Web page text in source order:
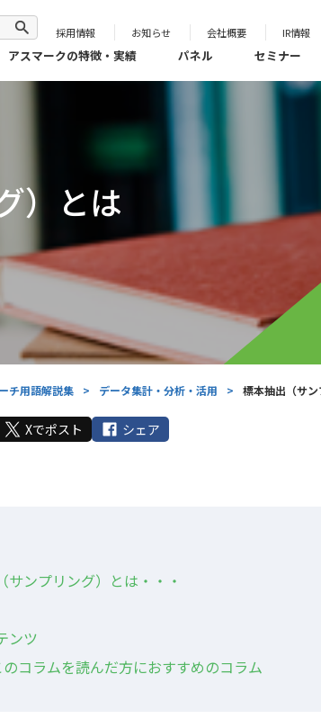
採用情報 お知らせ 会社概要 IR情報
アスマークの特徴・実績 パネル セミナー
）とは
チ用語解説集 > データ集計・分析・活用 > 標本抽出（サ
Xでポスト シェア
サンプリング）とは・・・
ンツ
コラムを読んだ方におすすめのコラム